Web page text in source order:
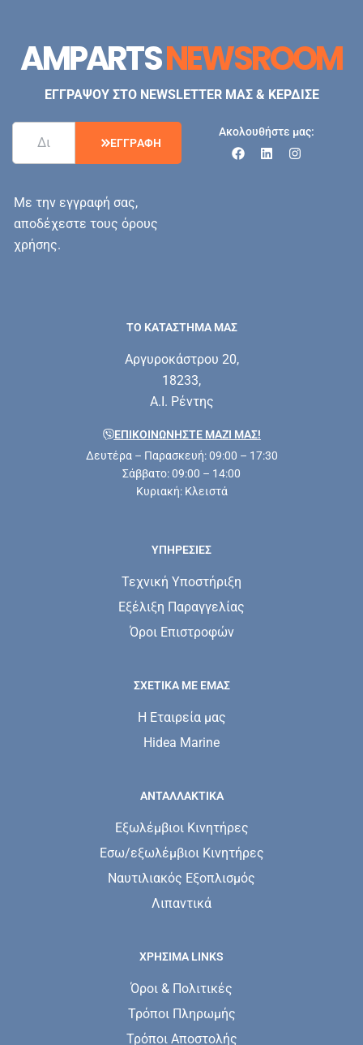
AMPARTSNEWSROOM
ΕΓΓΡΑΨΟΥ ΣΤΟ NEWSLETTER ΜΑΣ & ΚΕΡΔΙΣΕ
ΕΓΓΡΑΦΗ
Με την εγγραφή σας,
αποδέχεστε τους όρους
χρήσης.
Ακολουθήστε μας:
ΤΟ ΚΑΤΑΣΤΗΜΑ ΜΑΣ
Αργυροκάστρου 20,
18233,
Α.Ι. Ρέντης
ΕΠΙΚΟΙΝΩΝΗΣΤΕ ΜΑΖΊ ΜΑΣ!
Δευτέρα – Παρασκευή: 09:00 – 17:30
Σάββατο: 09:00 – 14:00
Κυριακή: Κλειστά
ΥΠΗΡΕΣΊΕΣ
Τεχνική Υποστήριξη
Εξέλιξη Παραγγελίας
Όροι Επιστροφών
ΣΧΕΤΙΚΆ ΜΕ ΕΜΆΣ
Η Εταιρεία μας
Hidea Marine
ΑΝΤΑΛΛΑΚΤΙΚΑ
Εξωλέμβιοι Κινητήρες
Εσω/εξωλέμβιοι Κινητήρες
Ναυτιλιακός Εξοπλισμός
Λιπαντικά
ΧΡΗΣΙΜΑ LINKS
Όροι & Πολιτικές
Τρόποι Πληρωμής
Τρόποι Αποστολής